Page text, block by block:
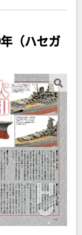
（ハセガ